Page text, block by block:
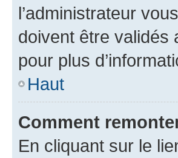
l’administrateur
doivent être validés
pour plus
Haut
Comment
En cliquant sur le